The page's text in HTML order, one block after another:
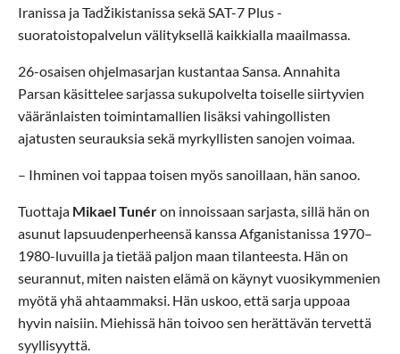
Iranissa ja Tadžikistanissa sekä SAT-7 Plus -
suoratoistopalvelun välityksellä kaikkialla maailmassa.
26-osaisen ohjelmasarjan kustantaa Sansa. Annahita
Parsan käsittelee sarjassa sukupolvelta toiselle siirtyvien
vääränlaisten toimintamallien lisäksi vahingollisten
ajatusten seurauksia sekä myrkyllisten sanojen voimaa.
– Ihminen voi tappaa toisen myös sanoillaan, hän sanoo.
Tuottaja Mikael Tunéron innoissaan sarjasta, sillä hän on
asunut lapsuudenperheensä kanssa Afganistanissa 1970–
1980-luvuilla ja tietää paljon maan tilanteesta. Hän on
seurannut, miten naisten elämä on käynyt vuosikymmenien
myötä yhä ahtaammaksi. Hän uskoo, että sarja uppoaa
hyvin naisiin. Miehissä hän toivoo sen herättävän tervettä
syyllisyyttä.